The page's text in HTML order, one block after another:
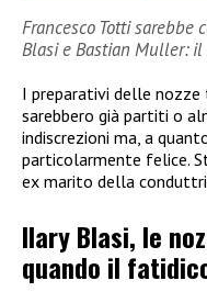
Francesco Totti
Blasi e Bastian Muller: il
I preparativi delle nozze
sarebbero già partiti o
indiscrezioni ma, a
particolarmente felice.
ex marito della
Ilary Blasi, le
quando il